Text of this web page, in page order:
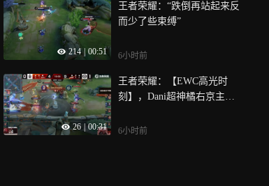
214 00:51
王者荣耀：“跌倒再站起来反
而少了些束缚”
6小时前
26 00:31
王者荣耀：【EWC高光时
刻】，Dani超神橘右京主宰
者组！
6小时前